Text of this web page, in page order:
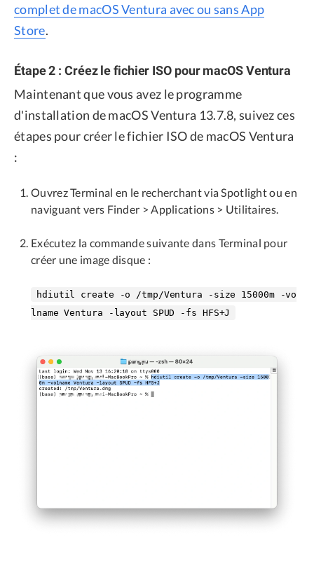
complet de macOS Ventura avec ou sans App
Store.
Étape 2 : Créez le fichier ISO pour macOS Ventura
Maintenant que vous avez le programme
d'installation de macOS Ventura 13.7.8, suivez ces
étapes pour créer le fichier ISO de macOS Ventura
:
Ouvrez Terminal en le recherchant via Spotlight ou en
naviguant vers Finder > Applications > Utilitaires.
Exécutez la commande suivante dans Terminal pour
créer une image disque :
hdiutil create -o /tmp/Ventura -size 15000m -vo
lname Ventura -layout SPUD -fs HFS+J